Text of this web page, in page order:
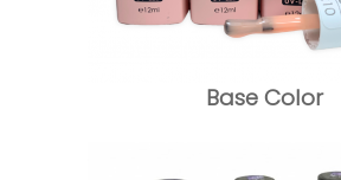
Base Color